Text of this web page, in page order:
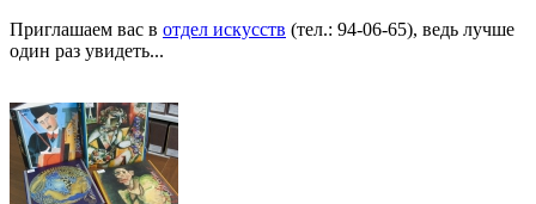
Приглашаем вас в отдел искусств (тел.: 94-06-65), ведь лучше
один раз увидеть...